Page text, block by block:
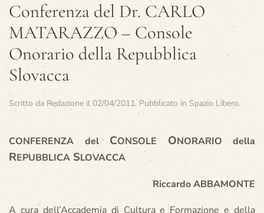
Conferenza del Dr. CARLO
MATARAZZO – Console
Onorario della Repubblica
Slovacca
Scritto da Redazione il 02/04/2011. Pubblicato in Spazio Libero.
CONFERENZA del CONSOLE ONORARIO della
REPUBBLICA SLOVACCA
Riccardo ABBAMONTE
A cura dell’Accademia di Cultura e Formazione e della